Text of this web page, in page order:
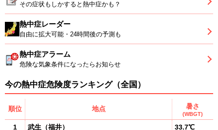
その症状もしかすると熱中症かも？
熱中症レーダー
自由に拡大可能・24時間後の予測も
熱中症アラーム
危険な気象条件になったらお知らせ
今の熱中症危険度ランキング（全国）
順位 地点 暑さ
(WBGT)
1 武生 （福井） 33.7℃